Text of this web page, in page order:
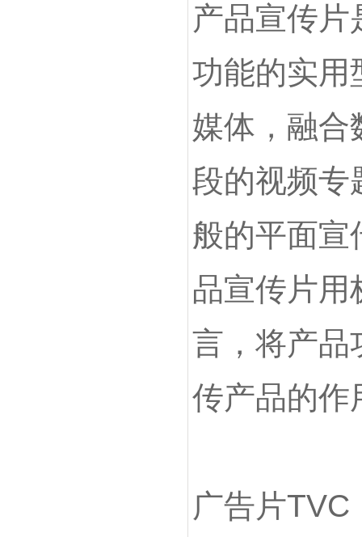
产品宣传片
功能的实用
媒体，融合
段的视频专
般的平面宣
品宣传片用
言，将产品
传产品的作
广告片TVC